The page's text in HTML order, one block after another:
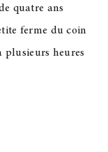
quatre ans
ferme du coin
plusieurs heures